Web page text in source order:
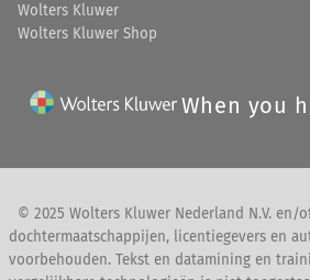
Wolters Kluwer
Wolters Kluwer Shop
When you
© 2025 Wolters Kluwer Nederland N.V. en/
dochtermaatschappijen, licentiegevers en
voorbehouden. Tekst en datamining en